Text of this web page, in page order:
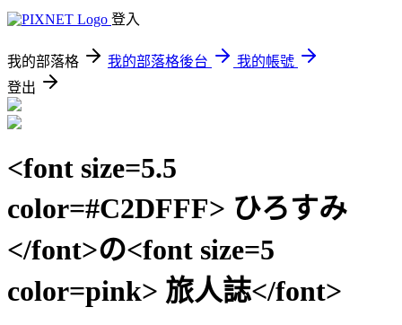
登入
我的部落格 我的部落格後台
我的帳號
登出
<font size=5.5
color=#C2DFFF> ひろすみ
</font>の<font size=5
color=pink> 旅人誌</font>